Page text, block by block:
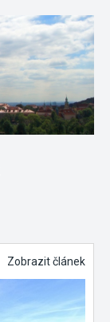
Zobrazit článek